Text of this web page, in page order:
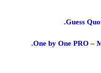
Guess
One by One PRO –